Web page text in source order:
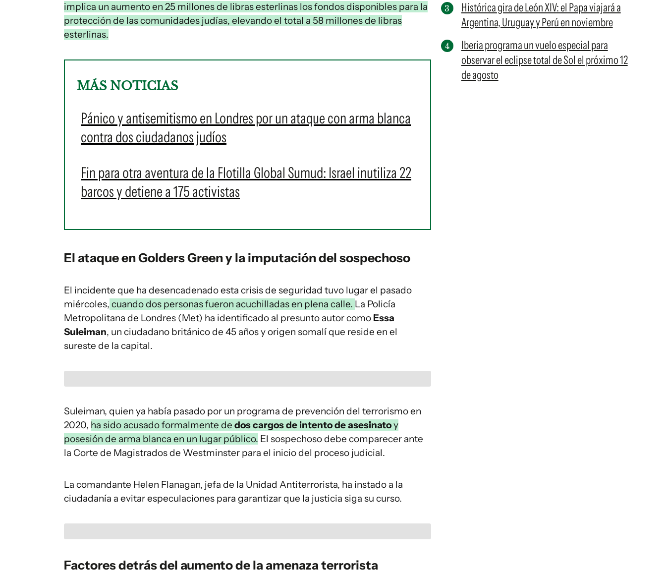
implica un aumento en 25 millones de libras esterlinas los fondos disponibles para la
protección de las comunidades judías, elevando el total a 58 millones de libras
esterlinas.
MÁS NOTICIAS
Pánico y antisemitismo en Londres por un ataque con arma blanca
contra dos ciudadanos judíos
Fin para otra aventura de la Flotilla Global Sumud: Israel inutiliza 22
barcos y detiene a 175 activistas
El ataque en Golders Green y la imputación del sospechoso
El incidente que ha desencadenado esta crisis de seguridad tuvo lugar el pasado
miércoles, cuando dos personas fueron acuchilladas en plena calle. La Policía
Metropolitana de Londres (Met) ha identificado al presunto autor como Essa
Suleiman, un ciudadano británico de 45 años y origen somalí que reside en el
sureste de la capital.
Suleiman, quien ya había pasado por un programa de prevención del terrorismo en
2020, ha sido acusado formalmente de dos cargos de intento de asesinatoy
posesión de arma blanca en un lugar público. El sospechoso debe comparecer ante
la Corte de Magistrados de Westminster para el inicio del proceso judicial.
La comandante Helen Flanagan, jefa de la Unidad Antiterrorista, ha instado a la
ciudadanía a evitar especulaciones para garantizar que la justicia siga su curso.
Factores detrás del aumento de la amenaza terrorista
Histórica gira de León XIV: el Papa viajará a
Argentina, Uruguay y Perú en noviembre
Iberia programa un vuelo especial para
observar el eclipse total de Sol el próximo 12
de agosto